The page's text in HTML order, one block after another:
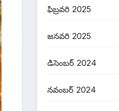
ఫిబ్రవరి 2025
జనవరి 2025
డిసెంబర్ 2024
నవంబర్ 2024